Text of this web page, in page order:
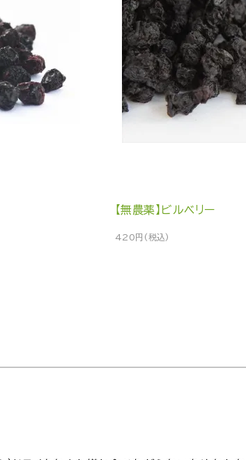
【無農薬】ビルベリー
420円(税込)